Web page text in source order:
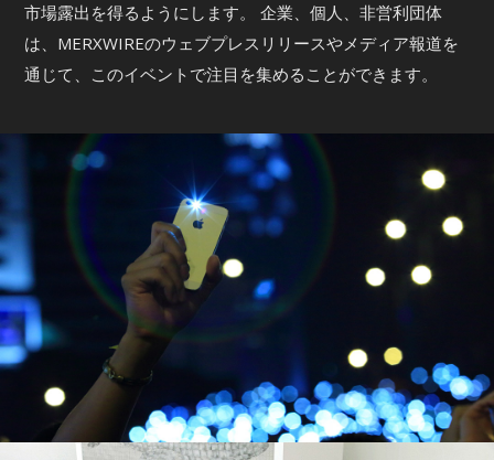
市場露出を得るようにします。 企業、個人、非営利団体
は、MERXWIREのウェブプレスリリースやメディア報道を
通じて、このイベントで注目を集めることができます。